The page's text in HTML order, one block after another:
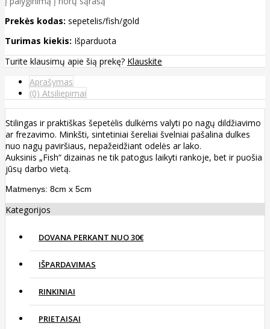
Prekės kodas: sepetelis/fish/gold
Turimas kiekis: Išparduota
Turite klausimų apie šią prekę? Klauskite
Aprašymas
(0) Atsiliepimai
Stilingas ir praktiškas šepetėlis dulkėms valyti po nagų dildžiavimo
ar frezavimo. Minkšti, sintetiniai šereliai švelniai pašalina dulkes
nuo nagų paviršiaus, nepažeidžiant odelės ar lako.
Auksinis „Fish“ dizainas ne tik patogus laikyti rankoje, bet ir puošia
jūsų darbo vietą.
Matmenys: 8cm x 5cm
Kategorijos
DOVANA PERKANT NUO 30€
IŠPARDAVIMAS
RINKINIAI
PRIETAISAI